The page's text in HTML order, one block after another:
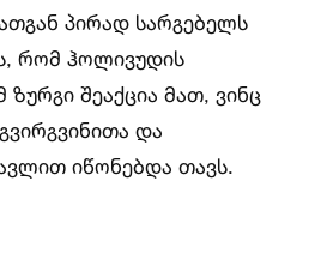
პირად სარგებელს
რომ ჰოლივუდის
შეაქცია მათ, ვინც
და
იწონებდა თავს.